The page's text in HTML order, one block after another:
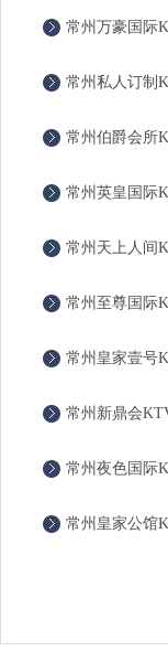
常州万豪国际
常州私人订制
常州伯爵会所
常州英皇国际
常州天上人间
常州至尊国际
常州皇家壹号
常州新鼎会
常州夜色国际
常州皇家公馆